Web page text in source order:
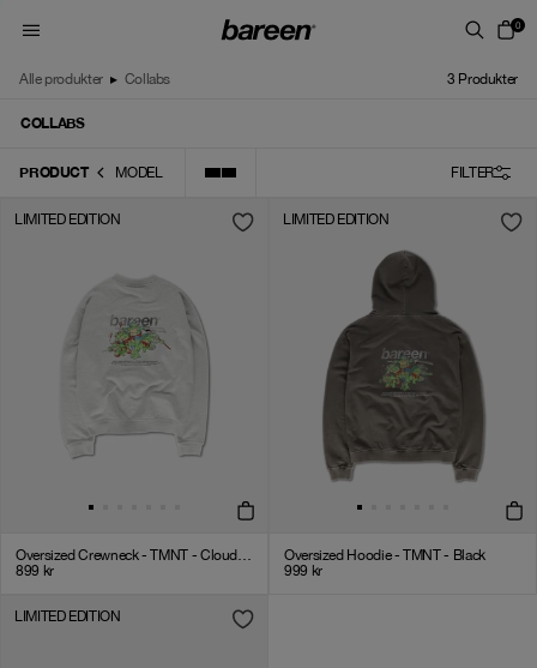
0
Alle produkter ▸ Collabs 3 Produkter
COLLABS
PRODUCT MODEL FILTER
LIMITED EDITION
899 kr
LIMITED EDITION
Oversized Hoodie - TMNT - Black
999 kr
LIMITED EDITION